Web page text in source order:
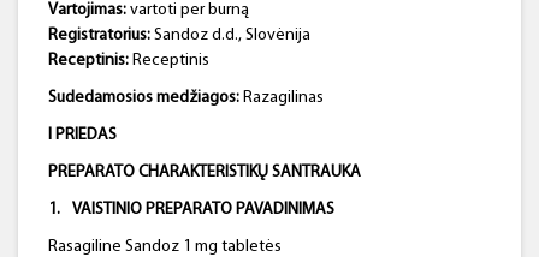
Vartojimas: vartoti per burną
Registratorius: Sandoz d.d., Slovėnija
Receptinis: Receptinis
Sudedamosios medžiagos: Razagilinas
I PRIEDAS
PREPARATO CHARAKTERISTIKŲ SANTRAUKA
1. VAISTINIO PREPARATO PAVADINIMAS
Rasagiline Sandoz 1 mg tabletės